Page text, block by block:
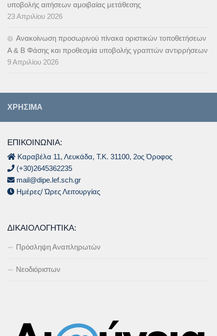
υποβολής αιτήσεων αμοιβαίας μετάθεσης
23 Απριλίου 2026
Ανακοίνωση προσωρινού πίνακα οριστικών τοποθετήσεων
Α & B Φάσης και προθεσμία υποβολής γραπτών αντιρρήσεων
9 Απριλίου 2026
ΧΡΉΣΙΜΑ
ΕΠΙΚΟΙΝΩΝΙΑ:
Καραβέλα 11, Λευκάδα, Τ.Κ. 31100, 2ος Όροφος
(+30)2645362235
mail@dipe.lef.sch.gr
Ημέρες/ Ώρες Λειτουργίας
ΔΙΚΑΙΟΛΟΓΗΤΙΚΆ:
Πρόσληψη Αναπληρωτών
Νεοδιόριστων